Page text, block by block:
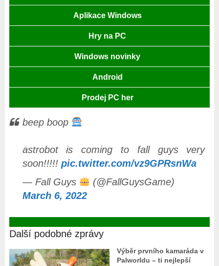
Aplikace Windows
Hry na PC
Windows novinky
Android
Prodej PC her
beep boop
astrobot is coming to fall guys very
soon!!!!! pic.twitter.com/vz9GPRsnWa
— Fall Guys
(@FallGuysGame)
March 6, 2022
Další podobné zprávy
Výběr prvního kamaráda v
Palworldu – ti nejlepší